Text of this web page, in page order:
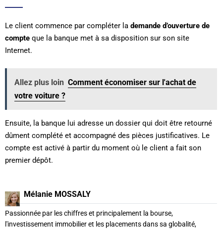
Le client commence par compléter la demande d’ouverture de
compte que la banque met à sa disposition sur son site
Internet.
Allez plus loin Comment économiser sur l'achat de
votre voiture ?
Ensuite, la banque lui adresse un dossier qui doit être retourné
dûment complété et accompagné des pièces justificatives. Le
compte est activé à partir du moment où le client a fait son
premier dépôt.
Mélanie MOSSALY
Passionnée par les chiffres et principalement la bourse,
l'investissement immobilier et les placements dans sa globalité,